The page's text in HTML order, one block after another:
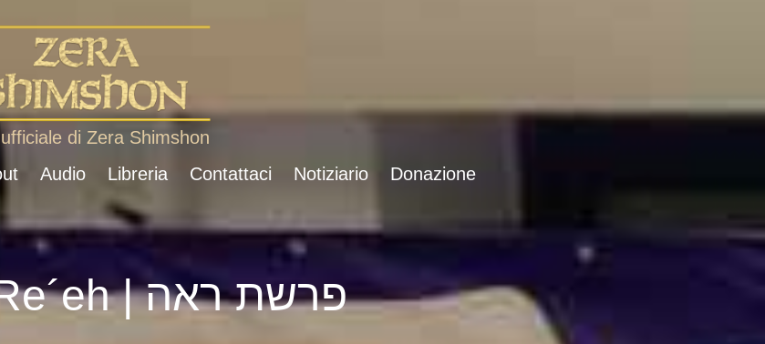
di Zera Shimshon
Audio Libreria Contattaci Notiziario Donazione
Parshat Re´eh | פרשת ראה